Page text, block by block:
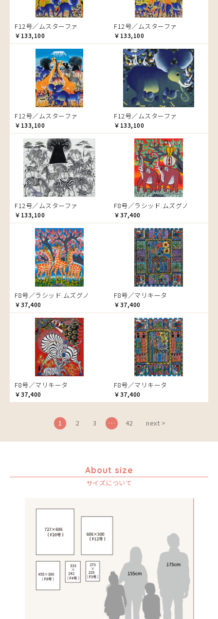
ゾウ
タンザニア
タンザニアの女性
チーター
蝶
チンパンジー
動物たち
鳥
トカゲ
トンボ
日常
ニワトリ
バオバブの木
バッファロー
花
ヒョウ
フクロウ
ブドウの木
フラミンゴ
ヘビ
ペンギン
星空
マーケット
マサイ
マンゴーの木
水浴び
湖
夕日
ライオン
漁
ワニ
F12号／ムスターファ
￥133,100
F12号／ムスターファ
￥133,100
F12号／ムスターファ
￥133,100
F12号／ムスターファ
￥133,100
F12号／ムスターファ
￥133,100
F8号／ラシッド.ムズグノ
￥37,400
F8号／ラシッド.ムズグノ
￥37,400
F8号／マリキータ
￥37,400
F8号／マリキータ
￥37,400
F8号／マリキータ
￥37,400
1 2 3 … 42 next >
About size
サイズについて